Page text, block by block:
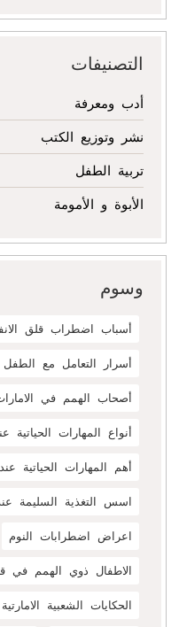
التصنيفات
أدب ومعرفة
نشر وتوزيع الكتب
تربية الطفل
الأبوة و الأمومة
وسوم
أسباب اضطراب قلق
أسرار التعامل مع
أصحاب الهمم في
أنواع المهارات الحياتية
أهم المهارات الحياتية
اسس التغذية السليمة
اعراض اضطرابات النوم
الاطفال ذوي الهمم في
الحكايات الشعبية الامارتية